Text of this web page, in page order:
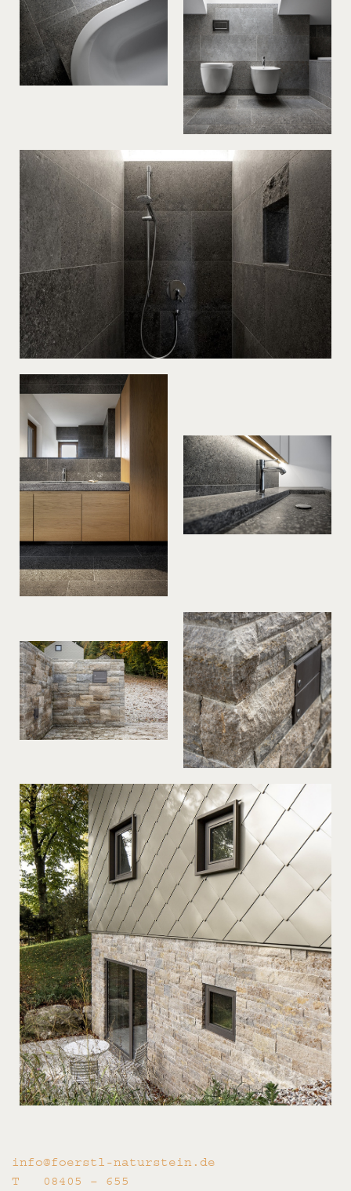
info@foerstl-naturstein.de
T 08405 – 655